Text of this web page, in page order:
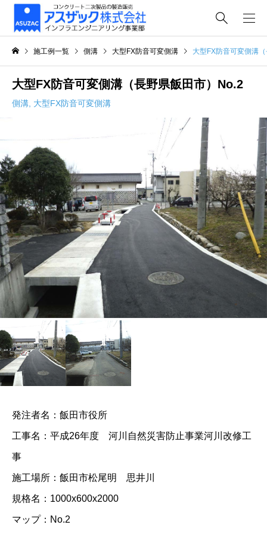
施工例一覧 側溝 大型FX防音可変側溝 大型FX防音可変側溝
大型FX防音可変側溝（長野県飯田市）No.2
側溝 大型FX防音可変側溝
発注者名：飯田市役所
工事名：平成26年度 河川自然災害防止事業河川改修工
事
施工場所：飯田市松尾明 思井川
規格名：1000x600x2000
マップ：No.2